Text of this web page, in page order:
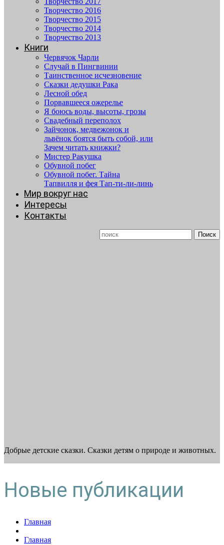
Творчество 2016
Творчество 2015
Творчество 2014
Творчество 2013
Книги
Червячок Чарли
Случай в Пингвинии
Таинственное исчезновение
Сказки дедушки Рака
Лесной обед
Порвавшееся ожерелье
Я боюсь воды, высоты, грозы
Свадебный переполох
Зайчонок, медвежонок и
львёнок боятся быть собой, или
Зачем читать книжки?
Мистер Ракушка
Обувной побег
Обувной побег. Тайна
Тапвилля и фея Тап-ти-ли-линь
Мир вокруг нас
Интересы
Контакты
Добрые детские сказки. Сказки детям о природе и животных.
Новые публикации
Главная
Главная